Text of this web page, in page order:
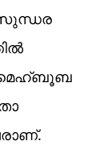
മെഹ്ബൂബ